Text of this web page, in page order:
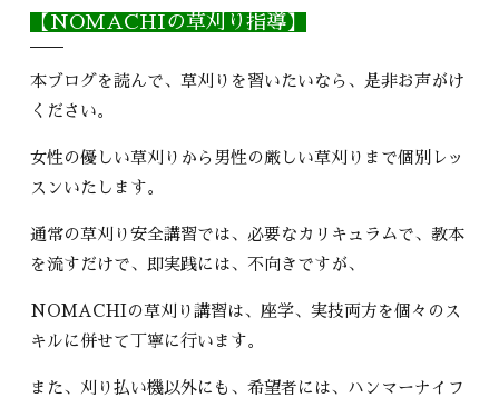
【NOMACHIの草刈り指導】
本ブログを読んで、草刈りを習いたいなら、是非お声がけ
ください。
女性の優しい草刈りから男性の厳しい草刈りまで個別レッ
スンいたします。
通常の草刈り安全講習では、必要なカリキュラムで、教本
を流すだけで、即実践には、不向きですが、
NOMACHIの草刈り講習は、座学、実技両方を個々のス
キルに併せて丁寧に行います。
また、刈り払い機以外にも、希望者には、ハンマーナイフ